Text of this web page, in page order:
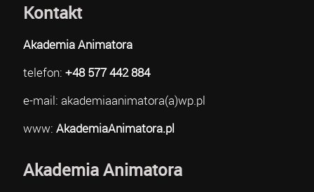
Kontakt
Akademia Animatora
telefon: +48 577 442 884
e-mail: akademiaanimatora(a)wp.pl
www: AkademiaAnimatora.pl
Akademia Animatora